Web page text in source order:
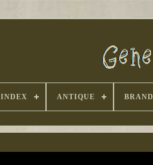
INDEX ANTIQUE BRAND